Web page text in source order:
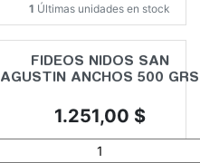
1 Últimas unidades en stock
FIDEOS NIDOS SAN
AGUSTIN ANCHOS 500 GRS
Precio
1.251,00 $